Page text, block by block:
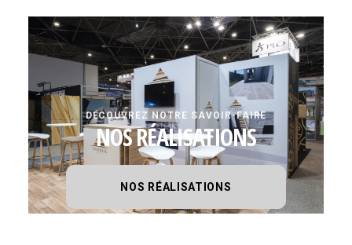
DÉCOUVREZ NOTRE SAVOIR-FAIRE
NOS RÉALISATIONS
NOS RÉALISATIONS